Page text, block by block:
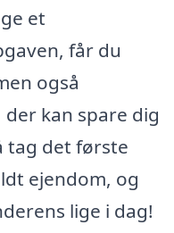
et
får du
også
kan spare dig
tag det første
ejendom, og
lige i dag!